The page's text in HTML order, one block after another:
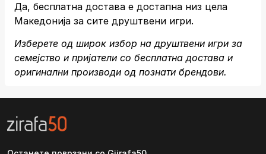
Да, бесплатна достава е достапна низ цела
Македонија за сите друштвени игри.
Изберете од широк избор на друштвени игри за
семејство и пријатели со бесплатна достава и
оригинални производи од познати брендови.